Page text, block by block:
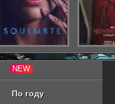
По году